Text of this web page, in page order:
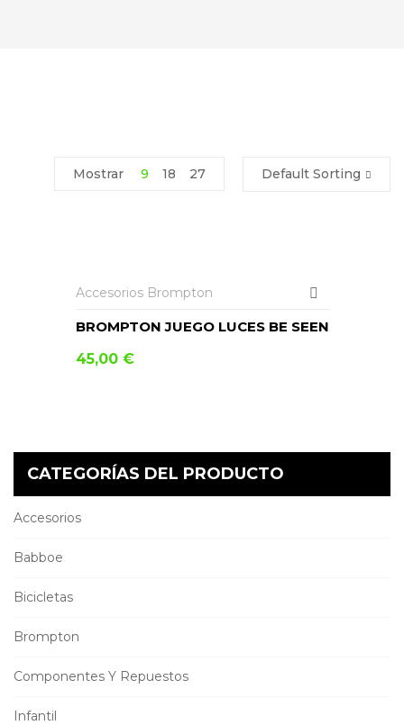
CATEGORÍAS DEL PRODUCTO
Accesorios
Babboe
Bicicletas
Brompton
Componentes Y Repuestos
Infantil
Default Sorting
Mostrar 9 18 27
Accesorios Brompton
BROMPTON JUEGO LUCES BE SEEN
45,00 €